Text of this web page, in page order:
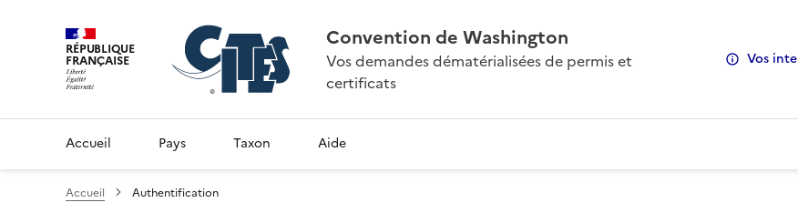
RÉPUBLIQUE
FRANÇAISE
Convention de Washington
Vos demandes dématérialisées de permis et
certificats
Vos
Accueil Pays Taxon Aide
Accueil Authentification